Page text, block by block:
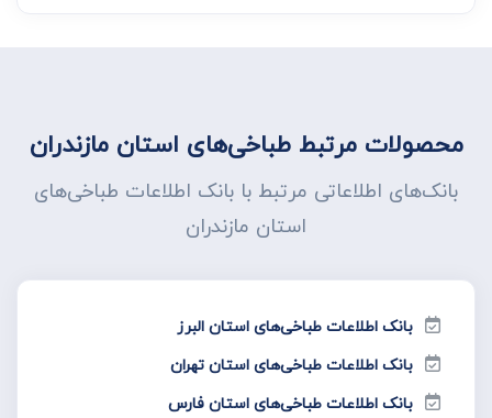
محصولات مرتبط طباخی‌های استان مازندران
بانک‌های اطلاعاتی مرتبط با بانک اطلاعات طباخی‌های
استان مازندران
بانک اطلاعات طباخی‌های استان البرز
بانک اطلاعات طباخی‌های استان تهران
بانک اطلاعات طباخی‌های استان فارس